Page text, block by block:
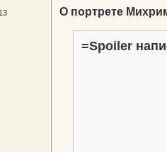
О портрете
=Spoiler